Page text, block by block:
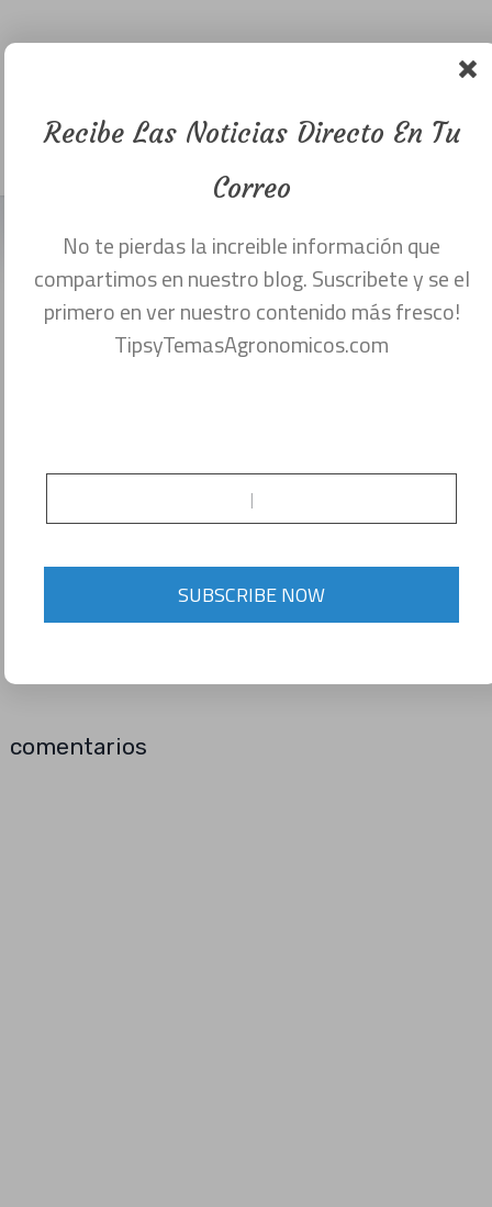
futuro no
gran pasado.
diciembre 20, 2017
CLICK AQUÍ PARA DESCARGAR GRATIS
ESTA IMAGEN.
comentarios
Recibe Las Noticias Directo En Tu
Correo
No te pierdas la increible información que
compartimos en nuestro blog. Suscribete y se el
primero en ver nuestro contenido más fresco!
TipsyTemasAgronomicos.com
SUBSCRIBE NOW